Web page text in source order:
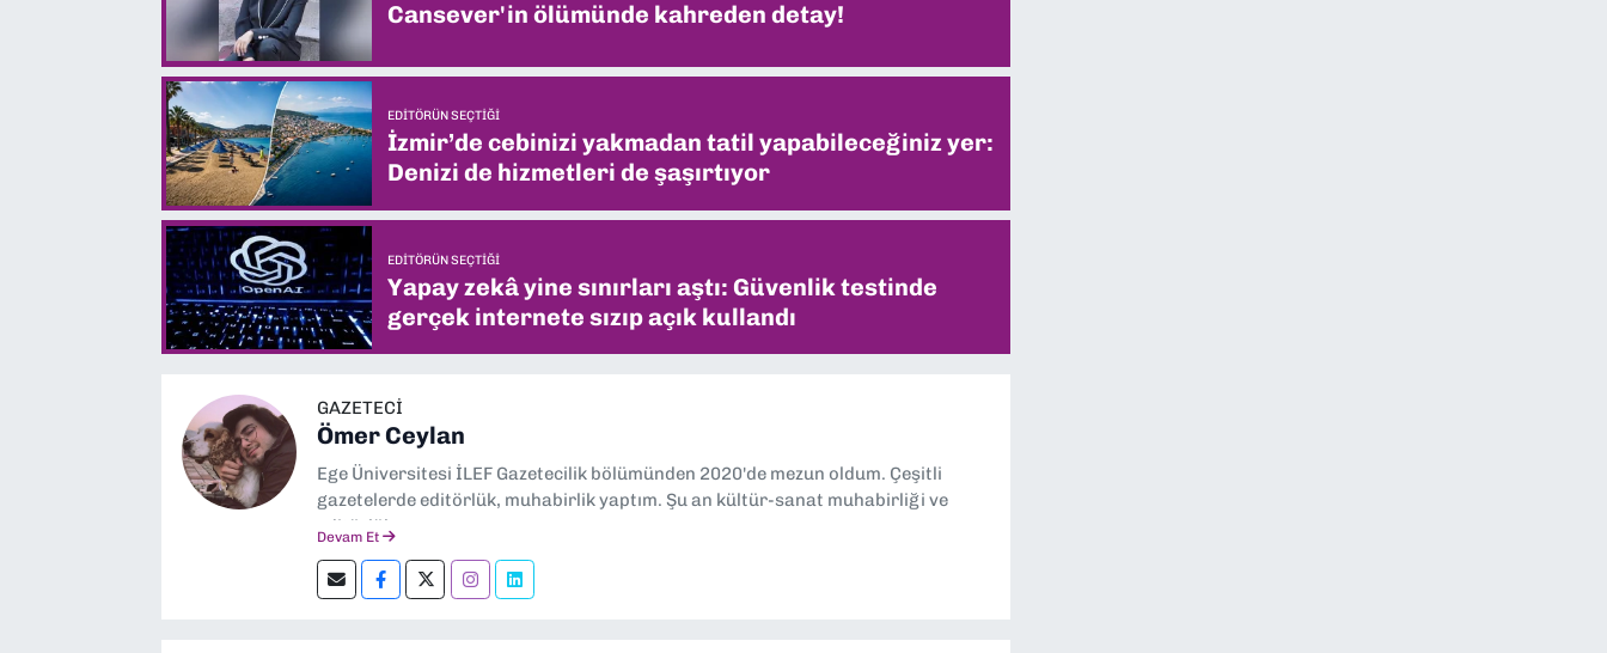
Cansever'in ölümünde kahreden detay!
EDITÖRÜN SEÇTIĞI
İzmir’de cebinizi yakmadan tatil yapabileceğiniz yer:
Denizi de hizmetleri de şaşırtıyor
EDITÖRÜN SEÇTIĞI
Yapay zekâ yine sınırları aştı: Güvenlik testinde
gerçek internete sızıp açık kullandı
GAZETECİ
Ömer Ceylan
Ege Üniversitesi İLEF Gazetecilik bölümünden 2020'de mezun oldum. Çeşitli
gazetelerde editörlük, muhabirlik yaptım. Şu an kültür-sanat muhabirliği ve
editörlük yapıyorum.
Devam Et